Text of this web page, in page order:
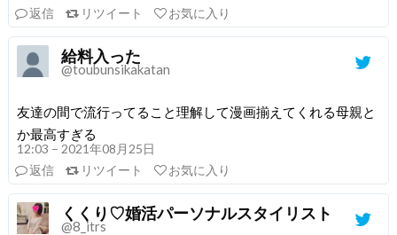
返信
リツイート お気に入り
給料入った
@toubunsikakatan
友達の間で流行ってること理解して漫画揃えてくれる母親と
か最高すぎる
12:03 – 2021年08月25日
返信
リツイート お気に入り
くくり♡婚活パーソナルスタイリスト
@8_itrs